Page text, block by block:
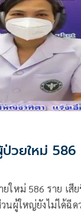
วยใหม่ 586
ใหม่ 586 ราย เสี
นผู้ใหญ่ยังไม่ได้ฉีด